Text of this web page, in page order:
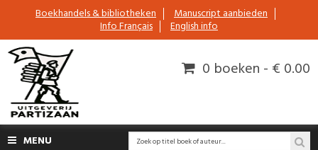
Boekhandels & bibliotheken Manuscript aanbieden
Info Français English info
0 boeken - € 0.00
MENU